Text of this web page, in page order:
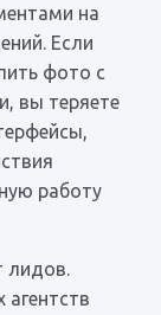
на
Если
фото с
вы теряете
работу
лидов.